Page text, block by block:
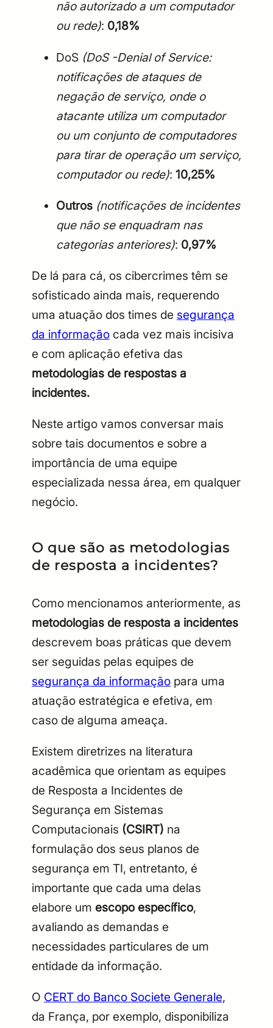
não autorizado a um computador
ou rede): 0,18%
DoS (DoS -Denial of Service:
notificações de ataques de
negação de serviço, onde o
atacante utiliza um computador
ou um conjunto de computadores
para tirar de operação um serviço,
computador ou rede): 10,25%
Outros (notificações de incidentes
que não se enquadram nas
categorias anteriores): 0,97%
De lá para cá, os cibercrimes têm se
sofisticado ainda mais, requerendo
uma atuação dos times de segurança
da informação cada vez mais incisiva
e com aplicação efetiva das
metodologias de respostas a
incidentes.
Neste artigo vamos conversar mais
sobre tais documentos e sobre a
importância de uma equipe
especializada nessa área, em qualquer
negócio.
O que são as metodologias
de resposta a incidentes?
Como mencionamos anteriormente, as
metodologias de resposta a incidentes
descrevem boas práticas que devem
ser seguidas pelas equipes de
segurança da informação para uma
atuação estratégica e efetiva, em
caso de alguma ameaça.
Existem diretrizes na literatura
acadêmica que orientam as equipes
de Resposta a Incidentes de
Segurança em Sistemas
Computacionais (CSIRT) na
formulação dos seus planos de
segurança em TI, entretanto, é
importante que cada uma delas
elabore um escopo específico,
avaliando as demandas e
necessidades particulares de um
entidade da informação.
O CERT do Banco Societe Generale,
da França, por exemplo, disponibiliza